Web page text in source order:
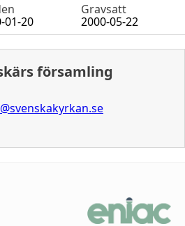
Gravsatt
01-20 2000-05-22
församling